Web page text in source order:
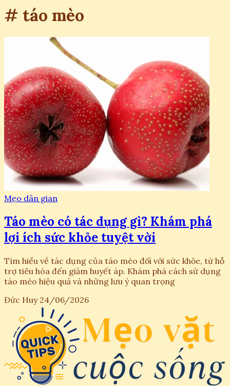
# táo mèo
Mẹo dân gian
Táo mèo có tác dụng gì? Khám phá
lợi ích sức khỏe tuyệt vời
Tìm hiểu về tác dụng của táo mèo đối với sức khỏe, từ hỗ
trợ tiêu hóa đến giảm huyết áp. Khám phá cách sử dụng
táo mèo hiệu quả và những lưu ý quan trọng
Đức Huy 24/06/2026